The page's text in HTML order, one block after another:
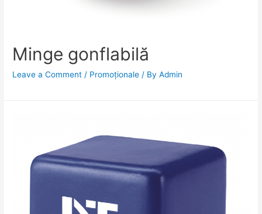
Minge gonflabilă
Leave a Comment / Promoționale / ByAdmin